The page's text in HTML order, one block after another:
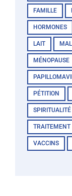
FAMILLE
HORMONES
LAIT
MÉNOPAUSE
PÉTITION
SPIRITUALITÉ
TRAITEMENT
VACCINS